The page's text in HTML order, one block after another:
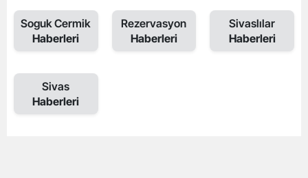
Soguk Cermik
Haberleri
Rezervasyon
Haberleri
Sivaslılar
Haberleri
Sivas
Haberleri